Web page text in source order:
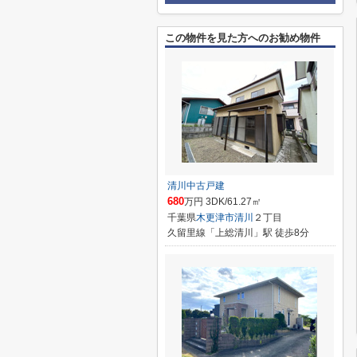
この物件を見た方へのお勧め物件
清川中古戸建
680万円 3DK/61.27㎡
千葉県木更津市清川 ２丁目
久留里線「上総清川」駅 徒歩8分